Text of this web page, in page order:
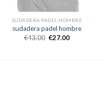
SUDADERA PADEL HOMBRE
sudadera padel hombre
€43.00 €27.00